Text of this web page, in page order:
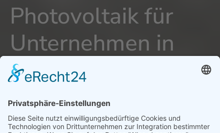
Photovoltaik für
Unternehmen in
Ditzingen -
Energetische
Sanierung Bayern